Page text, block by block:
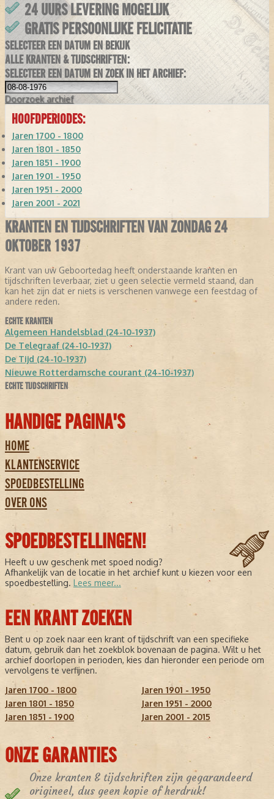
24 UURS LEVERING MOGELIJK
GRATIS PERSOONLIJKE FELICITATIE
SELECTEER EEN DATUM EN BEKIJK
ALLE KRANTEN & TIJDSCHRIFTEN:
SELECTEER EEN DATUM EN ZOEK IN HET ARCHIEF:
Doorzoek archief
HOOFDPERIODES:
Jaren 1700 - 1800
Jaren 1801 - 1850
Jaren 1851 - 1900
Jaren 1901 - 1950
Jaren 1951 - 2000
Jaren 2001 - 2021
KRANTEN EN TIJDSCHRIFTEN VAN ZONDAG 24
OKTOBER 1937
Krant van uw Geboortedag heeft onderstaande kranten en
tijdschriften leverbaar, ziet u geen selectie vermeld staand, dan
kan het zijn dat er niets is verschenen vanwege een feestdag of
andere reden.
ECHTE KRANTEN
Algemeen Handelsblad (24-10-1937)
De Telegraaf (24-10-1937)
De Tijd (24-10-1937)
Nieuwe Rotterdamsche courant (24-10-1937)
ECHTE TIJDSCHRIFTEN
HANDIGE PAGINA'S
HOME
KLANTENSERVICE
SPOEDBESTELLING
OVER ONS
SPOEDBESTELLINGEN!
Heeft u uw geschenk met spoed nodig?
Afhankelijk van de locatie in het archief kunt u kiezen voor een
spoedbestelling. Lees meer...
EEN KRANT ZOEKEN
Bent u op zoek naar een krant of tijdschrift van een specifieke
datum, gebruik dan het zoekblok bovenaan de pagina. Wilt u het
archief doorlopen in perioden, kies dan hieronder een periode om
vervolgens te verfijnen.
Jaren 1700 - 1800
Jaren 1801 - 1850
Jaren 1851 - 1900
Jaren 1901 - 1950
Jaren 1951 - 2000
Jaren 2001 - 2015
ONZE GARANTIES
Onze kranten & tijdschriften zijn gegarandeerd
origineel, dus geen kopie of herdruk!